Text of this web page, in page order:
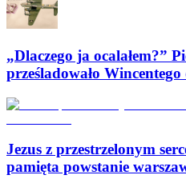
„Dlaczego ja ocalałem?”
prześladowało
Jezus z przestrzelonym
pamięta powstanie